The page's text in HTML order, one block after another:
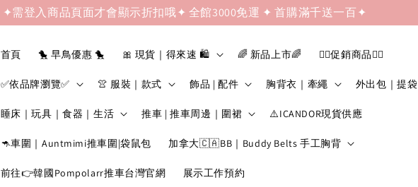
✦需登入商品頁面才會顯示折扣哦✦ 全館3000免運 ✦ 首購滿千送一百✦
首頁 🐤 早鳥優惠 🐤 🎀 現貨｜得來速 🛍️ 🌈 新品上市🌈 ❤️‍🔥促銷商品❤️‍🔥
✅依品牌瀏覽✅ 👚 服裝｜款式 飾品 | 配件 胸背衣｜牽繩 外出包｜提袋
睡床｜玩具｜食器｜生活 推車 | 推車周邊｜圍裙 ⚠️ICANDOR現貨供應
🦘車圍｜Auntmimi推車圍|袋鼠包 加拿大🇨🇦BB｜Buddy Belts 手工胸背
前往👉韓國Pompolarr推車台灣官網 展示工作預約